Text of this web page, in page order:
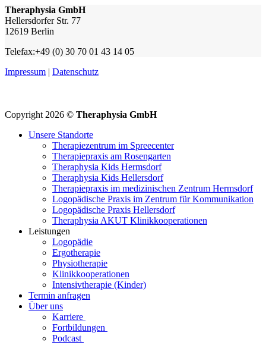
Theraphysia GmbH
Hellersdorfer Str. 77
12619 Berlin
Telefax:+49 (0) 30 70 01 43 14 05
Impressum | Datenschutz
Copyright 2026 © Theraphysia GmbH
Unsere Standorte
Therapiezentrum im Spreecenter
Therapiepraxis am Rosengarten
Theraphysia Kids Hermsdorf
Theraphysia Kids Hellersdorf
Therapiepraxis im medizinischen Zentrum Hermsdorf
Logopädische Praxis im Zentrum für Kommunikation
Logopädische Praxis Hellersdorf
Theraphysia AKUT Klinikkooperationen
Leistungen
Logopädie
Ergotherapie
Physiotherapie
Klinikkooperationen
Intensivtherapie (Kinder)
Termin anfragen
Über uns
Karriere
Fortbildungen
Podcast